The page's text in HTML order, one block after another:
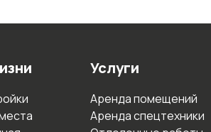
Услуги
Аренда помещений
Аренда спецтехники